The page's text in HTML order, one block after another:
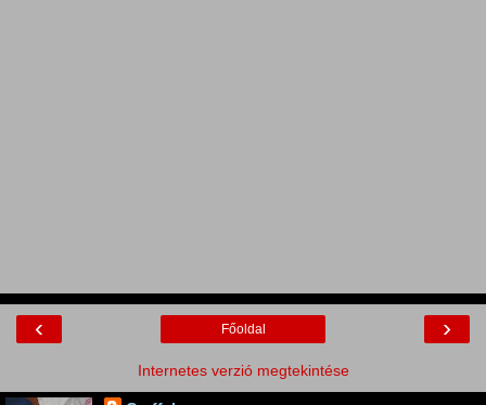
‹ ›
Főoldal
Internetes verzió megtekintése